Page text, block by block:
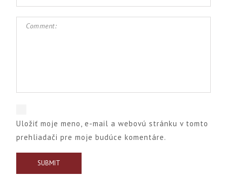
Uložiť moje meno, e-mail a webovú stránku v tomto
prehliadači pre moje budúce komentáre.